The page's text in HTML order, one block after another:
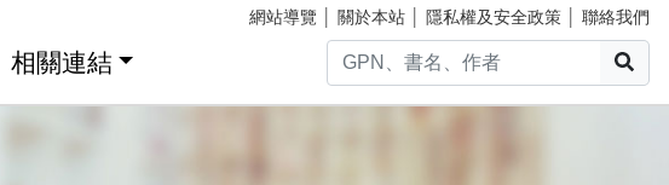
網站導覽 關於本站 隱私權及安全政策 聯絡我們
相關連結